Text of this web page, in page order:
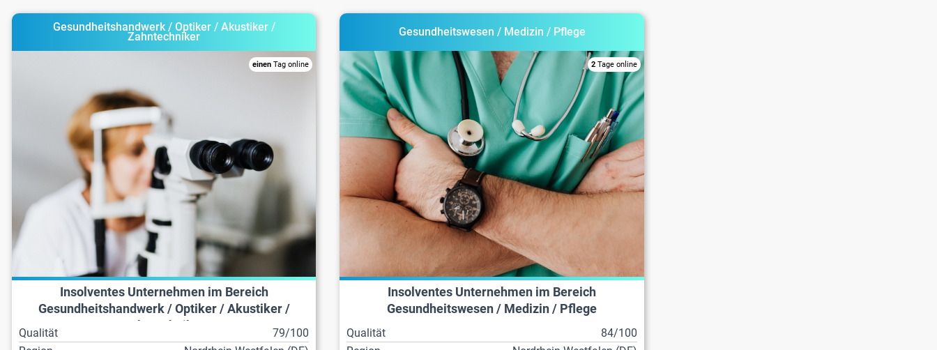
Gesundheitshandwerk / Optiker / Akustiker /
Zahntechniker
einen Tag online
Insolventes Unternehmen im Bereich
Gesundheitshandwerk / Optiker / Akustiker /
Qualität
79/100
Gesundheitswesen / Medizin / Pflege
2Tage online
Insolventes Unternehmen im Bereich
Gesundheitswesen / Medizin / Pflege
Qualität
84/100